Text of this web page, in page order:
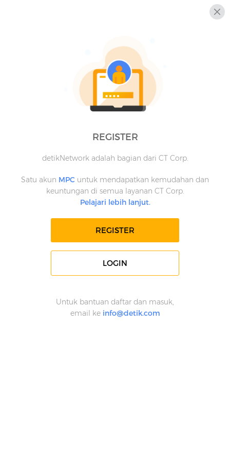
REGISTER
detikNetwork adalah bagian dari CT Corp.
Satu akun MPC untuk mendapatkan kemudahan dan
keuntungan di semua layanan CT Corp.
Pelajari lebih lanjut.
REGISTER
LOGIN
Untuk bantuan daftar dan masuk,
email ke info@detik.com